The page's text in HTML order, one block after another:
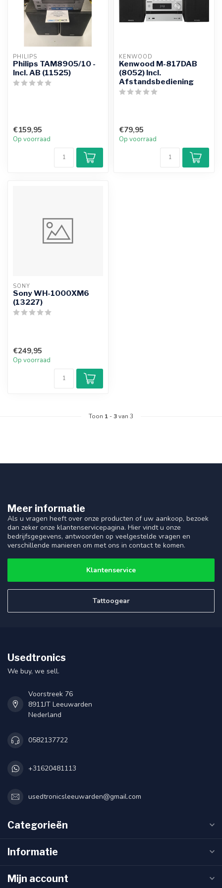
PHILIPS
Philips TAM8905/10 -
Incl. AB (11525)
€159,95
Op voorraad
KENWOOD
Kenwood M-817DAB
(8052) Incl.
Afstandsbediening
€79,95
Op voorraad
SONY
Sony WH-1000XM6
(13227)
€249,95
Op voorraad
Toon 1 -3van 3
Meer informatie
Als u vragen heeft over onze producten of uw aankoop, bezoek
dan zeker onze klantenservicepagina. Hier vindt u onze
bedrijfsgegevens, antwoorden op veelgestelde vragen en
verschillende manieren om met ons in contact te komen.
Klantenservice
Tattoogear
Usedtronics
We buy, we sell.
Voorstreek 76
8911JT Leeuwarden
Nederland
0582137722
+31620481113
usedtronicsleeuwarden@gmail.com
Categorieën
Informatie
Mijn account